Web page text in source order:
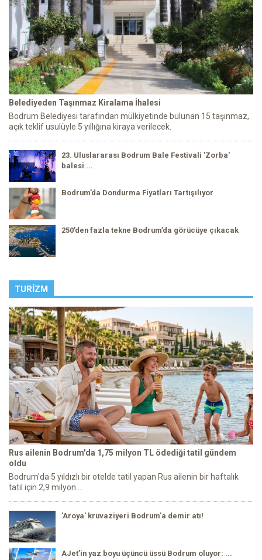
Belediyeden Taşınmaz Kiralama İhalesi
Bodrum Belediyesi tarafından mülkiyetinde bulunan 15 taşınmaz,
açık teklif usulüyle 5 yıllığına kiraya verilecek.
23. Uluslararası Bodrum Bale Festivali 'Zorba'
balesi ...
Bodrum’da Dondurma Fiyatları Tartışılıyor
250’den fazla tekne Bodrum’da görücüye çıkacak
TURIZM
Rus ailenin Bodrum'da 1,75 milyon TL ödediği tatil gündem
oldu
Bodrum'da 5 yıldızlı bir otelde tatil yapan Rus ailenin bir haftalık
tatil için 2,9 milyon ...
'Aroya' kruvaziyeri Bodrum'a demir atı!
AJet’in yaz boyu üçüncü üssü Bodrum oluyor: ...